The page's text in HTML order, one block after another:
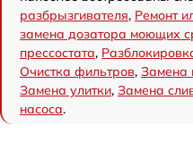
разбрызгивателя, Ремонт
замена дозатора моющих
прессостата,
Очистка фильтров, Замена
Замена улитки, Замена
насоса.